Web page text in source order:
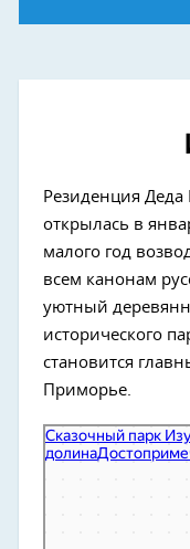
Резиденция
открылась в
малого год
всем канонам
уютный
исторического
становится
Приморье.
Сказочный парк
Парк культуры и